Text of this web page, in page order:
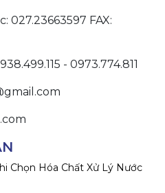
027.23663597 FAX:
- 0973.774.811
Chọn Hóa Chất Xử Lý Nước